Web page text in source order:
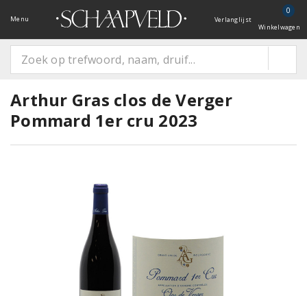
Menu Verlanglijst
0
Winkelwagen
Arthur Gras clos de Verger
Pommard 1er cru 2023